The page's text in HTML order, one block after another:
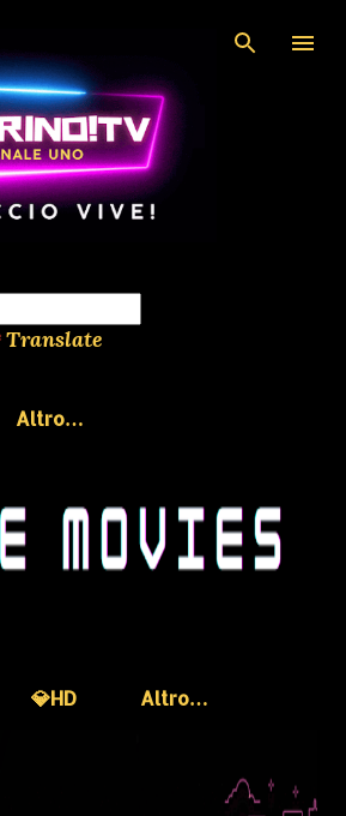
Translate
Altro…
💎HD Altro…